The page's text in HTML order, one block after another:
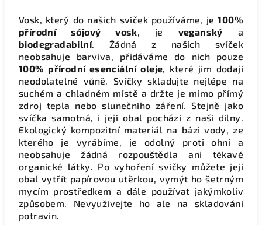
Vosk, který do našich svíček používáme, je100%
přírodní sójový vosk, je veganský a
biodegradabilní. Žádná z našich svíček
neobsahuje barviva, přidáváme do nich pouze
100% přírodní esenciální oleje, které jim dodají
neodolatelné vůně. Svíčky skladujte nejlépe na
suchém a chladném místě a držte je mimo přímý
zdroj tepla nebo slunečního záření. Stejně jako
svíčka samotná, i její obal pochází z naší dílny.
Ekologický kompozitní materiál na bázi vody, ze
kterého je vyrábíme, je odolný proti ohni a
neobsahuje žádná rozpouštědla ani těkavé
organické látky. Po vyhoření svíčky můžete její
obal vytřít papírovou utěrkou, vymýt ho šetrným
mycím prostředkem a dále používat jakýmkoliv
způsobem. Nevyužívejte ho ale na skladování
potravin.